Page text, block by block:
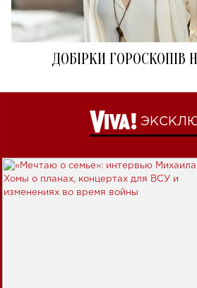
ДОБІРКИ ГОРОСКОПІВ